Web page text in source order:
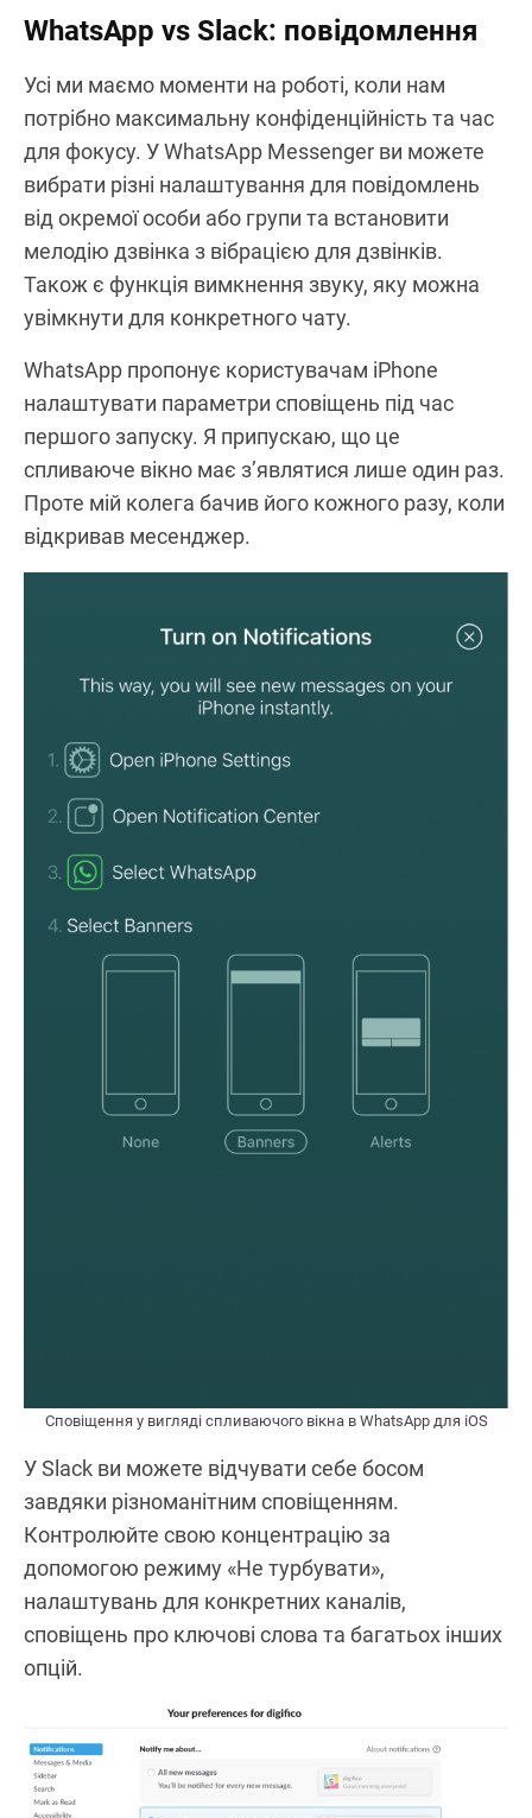
WhatsApp vs Slack: повідомлення
Усі ми маємо моменти на роботі, коли нам
потрібно максимальну конфіденційність та час
для фокусу. У WhatsApp Messenger ви можете
вибрати різні налаштування для повідомлень
від окремої особи або групи та встановити
мелодію дзвінка з вібрацією для дзвінків.
Також є функція вимкнення звуку, яку можна
увімкнути для конкретного чату.
WhatsApp пропонує користувачам iPhone
налаштувати параметри сповіщень під час
першого запуску. Я припускаю, що це
спливаюче вікно має з’являтися лише один раз.
Проте мій колега бачив його кожного разу, коли
відкривав месенджер.
Сповіщення у вигляді спливаючого вікна в WhatsApp для iOS
У Slack ви можете відчувати себе босом
завдяки різноманітним сповіщенням.
Контролюйте свою концентрацію за
допомогою режиму «Не турбувати»,
налаштувань для конкретних каналів,
сповіщень про ключові слова та багатьох інших
опцій.